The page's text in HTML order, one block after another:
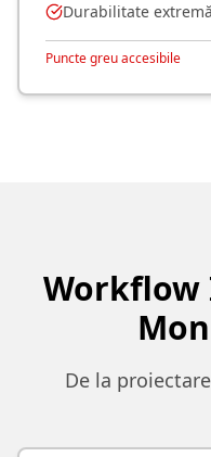
Durabilitate extremă
Puncte greu accesibile
Workflow
De la